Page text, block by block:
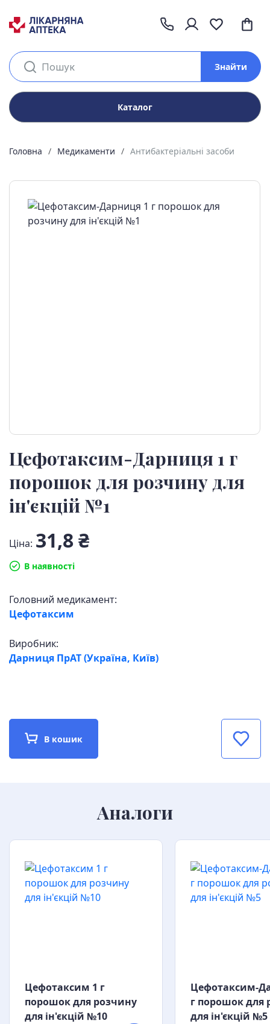
Каталог
Знайти
Головна Медикаменти Антибактеріальні засоби
Цефотаксим-Дарниця 1 г
порошок для розчину для
ін'єкцій №1
Ціна: 31,8 ₴
В наявності
Головний медикамент:
Цефотаксим
Виробник:
Дарниця ПрАТ (Україна, Київ)
В кошик
Аналоги
Цефотаксим 1 г
порошок для розчину
для ін'єкцій №10
Цефотаксим-
г порошок для
для ін'єкцій №5